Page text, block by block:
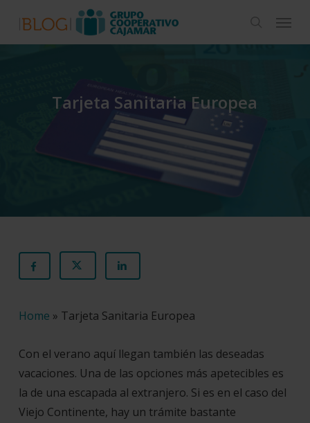
main
search
Menu
Tarjeta Sanitaria Europea
Home » Tarjeta Sanitaria Europea
Con el verano aquí llegan también las deseadas
vacaciones. Una de las opciones más apetecibles es
la de una escapada al extranjero. Si es en el caso del
Viejo Continente, hay un trámite bastante